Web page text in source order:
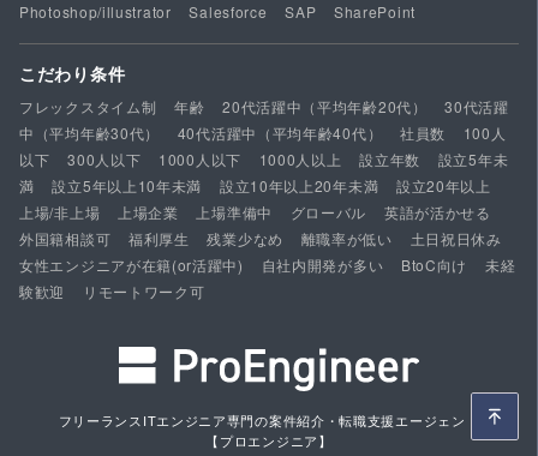
Photoshop/illustrator
Salesforce SAP SharePoint
こだわり条件
フレックスタイム制 年齢 20代活躍中（平均年齢20代）
30代活躍
中（平均年齢30代）
40代活躍中（平均年齢40代） 社員数
100人
以下
300人以下 1000人以下 1000人以上 設立年数
設立5年未
満
設立5年以上10年未満 設立10年以上20年未満
設立20年以上
上場/非上場
上場企業 上場準備中 グローバル
英語が活かせる
外国籍相談可
福利厚生 残業少なめ 離職率が低い
土日祝日休み
女性エンジニアが在籍(or活躍中)
自社内開発が多い BtoC向け
未経
験歓迎
リモートワーク可
フリーランスITエンジニア専門の案件紹介・転職支援エージェント
【プロエンジニア】